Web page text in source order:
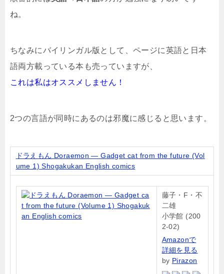
ね。
ちなみにバイリンガル版として、ページに英語と日本
語両方載っている本も売っていますが、
これは私はオススメしません！
2つの言語が同時にあるのは邪魔に感じると思います。
ドラえもん Doraemon ― Gadget cat from the future (Vol
ume 1) Shogakukan English comics
藤子・F・不
二雄
小学館 (200
2-02)
Amazonで
詳細を見る
by Pirazon